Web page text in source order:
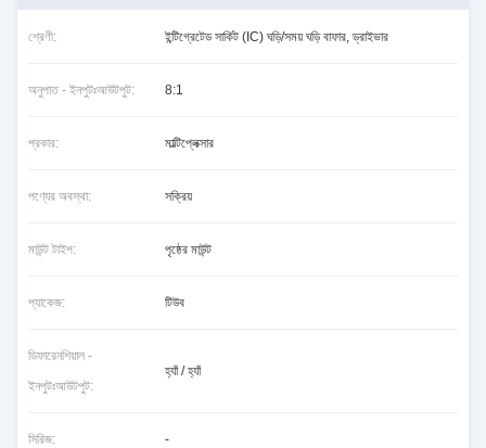
শ্রেণী: ইন্টিগ্রেটেড সার্কিট (IC) ঘড়ি/সময় ঘড়ি বাফার, ড্রাইভার
অনুপাত - ইনপুটঃআউটপুট: 8:1
প্রকার: মাল্টিপ্লেক্সার
পণ্যের অবস্থা: সক্রিয়
মাউন্ট টাইপ: পৃষ্ঠের মাউন্ট
প্যাকেজ: টিউব
ডিফারেনশিয়াল -
ইনপুটঃআউটপুট:
হ্যাঁ / হ্যাঁ
সিরিজ: -